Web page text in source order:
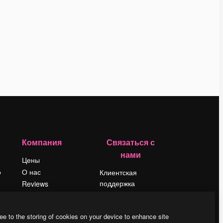
Компания
Цены
О нас
Reviews
Блог
Связаться с
нами
Клиентская
поддержка
LinkedIn
to the storing of cookies on your device to enhance site